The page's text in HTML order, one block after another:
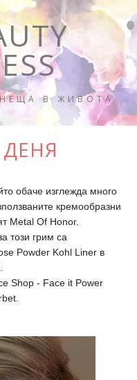
В ЖИВОТА
обаче изглежда много
кремообразни
Metal Of Honor.
този грим са
Powder Kohl Liner в
Shop - Face it Power